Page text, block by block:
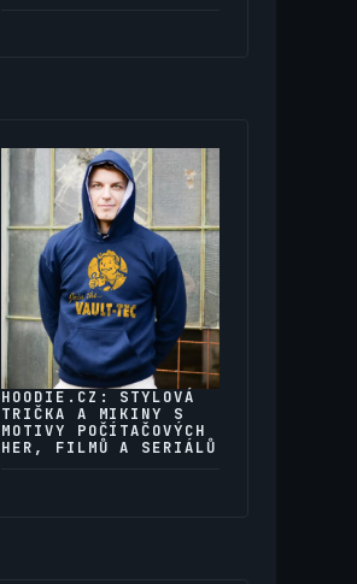
HOODIE.CZ: STYLOVÁ
TRIČKA A MIKINY S
MOTIVY POČÍTAČOVÝCH
HER, FILMŮ A SERIÁLŮ